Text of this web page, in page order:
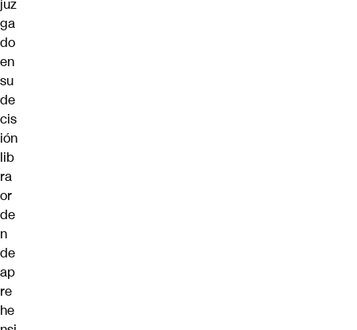
juz
ga
do
en
su
de
cis
ión
lib
ra
or
de
n
de
ap
re
he